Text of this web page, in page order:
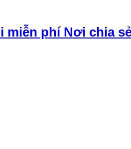
miễn phí Nơi chia